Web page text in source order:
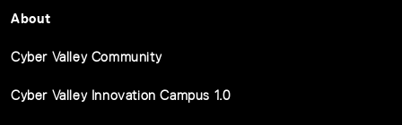
About
Cyber Valley Community
Cyber Valley Innovation Campus 1.0